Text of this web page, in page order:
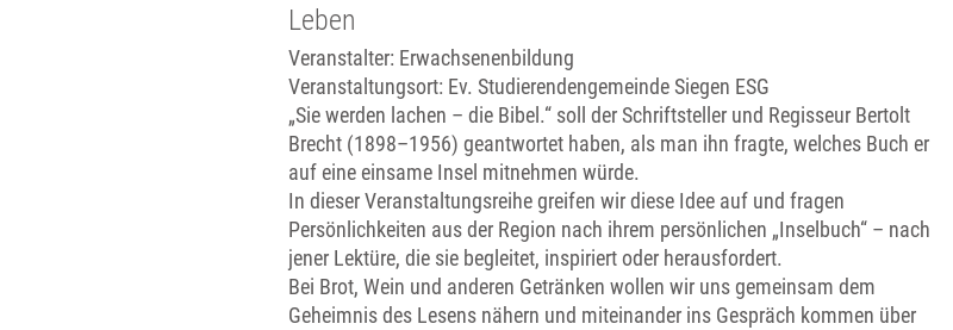
Leben
Veranstalter: Erwachsenenbildung
Veranstaltungsort: Ev. Studierendengemeinde Siegen ESG
„Sie werden lachen – die Bibel.“ soll der Schriftsteller und Regisseur Bertolt
Brecht (1898–1956) geantwortet haben, als man ihn fragte, welches Buch er
auf eine einsame Insel mitnehmen würde.
In dieser Veranstaltungsreihe greifen wir diese Idee auf und fragen
Persönlichkeiten aus der Region nach ihrem persönlichen „Inselbuch“ – nach
jener Lektüre, die sie begleitet, inspiriert oder herausfordert.
Bei Brot, Wein und anderen Getränken wollen wir uns gemeinsam dem
Geheimnis des Lesens nähern und miteinander ins Gespräch kommen über